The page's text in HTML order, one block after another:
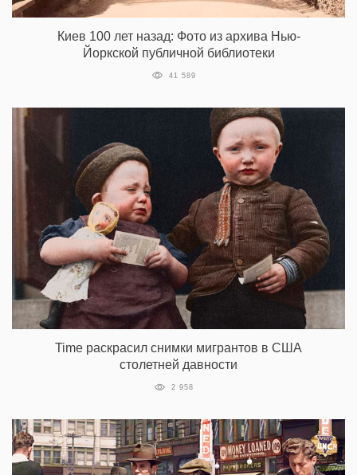
Киев 100 лет назад: Фото из архива Нью-
Йоркской публичной библиотеки
41 589
Time раскрасил снимки мигрантов в США
столетней давности
2 958